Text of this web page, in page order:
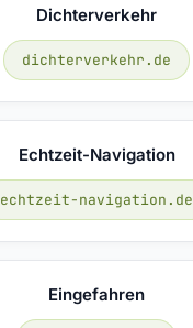
Dichterverkehr
dichterverkehr.de
Echtzeit-Navigation
echtzeit-navigation.de
Eingefahren